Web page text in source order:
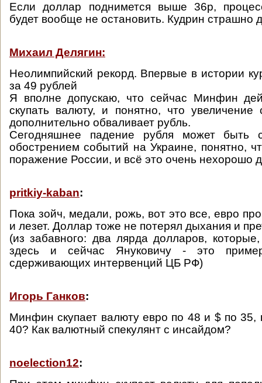
Если доллар поднимется выше 36р,
будет вообще не остановить. Кудрин страшно
Михаил Делягин:
Неолимпийский рекорд. Впервые в истории
за 49 рублей
Я вполне допускаю, что сейчас Минфин
скупать валюту, и понятно, что
дополнительно обваливает рубль.
Сегодняшнее падение рубля может
обострением событий на Украине, понятно,
поражение России, и всё это очень нехорошо
pritkiy-kaban:
Пока зойч, медали, рожь, вот это все, евро
и лезет. Доллар тоже не потерял дыхания и
(из забавного: два лярда долларов,
здесь и сейчас Януковичу - это
сдерживающих интервенций ЦБ РФ)
Игорь Ганков:
Минфин скупает валюту евро по 48 и $ по 35,
40? Как валютный спекулянт с инсайдом?
noelection12: